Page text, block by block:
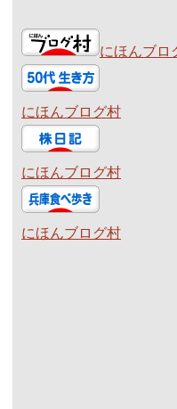
にほんブロ
にほんブログ村
にほんブログ村
にほんブログ村